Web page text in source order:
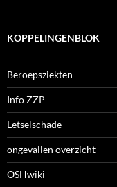
KOPPELINGENBLOK
Beroepsziekten
Info ZZP
Letselschade
ongevallen overzicht
OSHwiki